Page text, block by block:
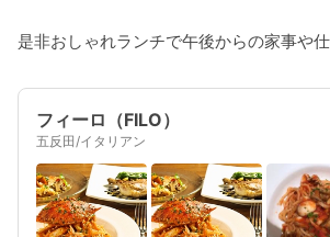
是非おしゃれランチで午後からの家事や仕
フィーロ（FILO）
五反田/イタリアン